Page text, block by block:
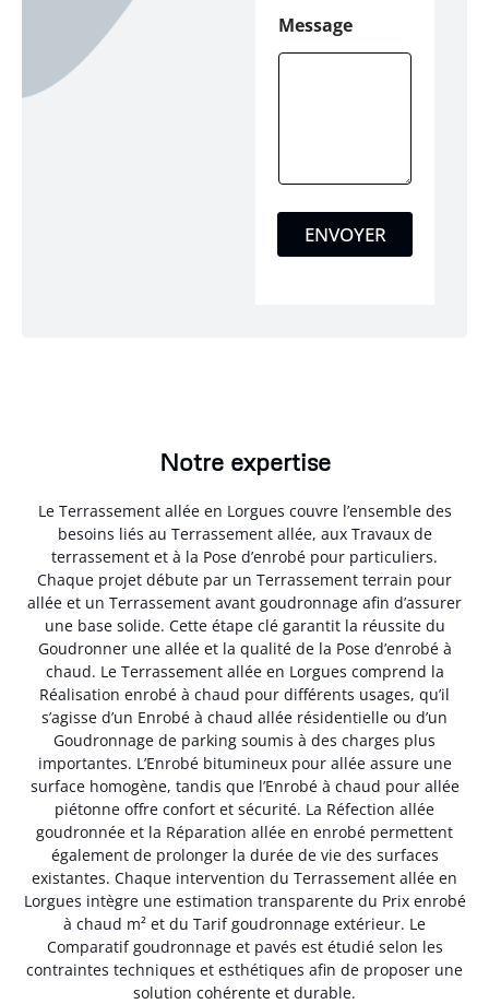
Message
ENVOYER
Notre expertise
Le Terrassement allée en Lorgues couvre l’ensemble des
besoins liés au Terrassement allée, aux Travaux de
terrassement et à la Pose d’enrobé pour particuliers.
Chaque projet débute par un Terrassement terrain pour
allée et un Terrassement avant goudronnage afin d’assurer
une base solide. Cette étape clé garantit la réussite du
Goudronner une allée et la qualité de la Pose d’enrobé à
chaud. Le Terrassement allée en Lorgues comprend la
Réalisation enrobé à chaud pour différents usages, qu’il
s’agisse d’un Enrobé à chaud allée résidentielle ou d’un
Goudronnage de parking soumis à des charges plus
importantes. L’Enrobé bitumineux pour allée assure une
surface homogène, tandis que l’Enrobé à chaud pour allée
piétonne offre confort et sécurité. La Réfection allée
goudronnée et la Réparation allée en enrobé permettent
également de prolonger la durée de vie des surfaces
existantes. Chaque intervention du Terrassement allée en
Lorgues intègre une estimation transparente du Prix enrobé
à chaud m² et du Tarif goudronnage extérieur. Le
Comparatif goudronnage et pavés est étudié selon les
contraintes techniques et esthétiques afin de proposer une
solution cohérente et durable.